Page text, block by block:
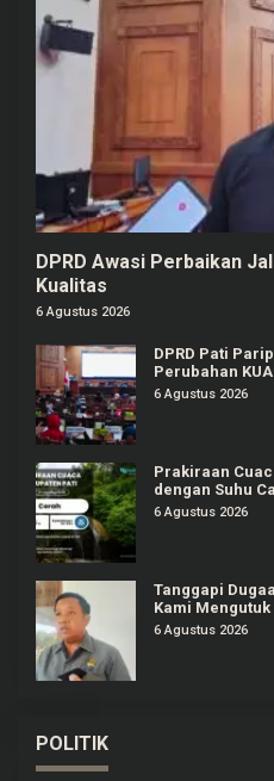
DPRD Awasi Perbaikan
Kualitas
6 Agustus 2026
DPRD Pati
Perubahan
6 Agustus 2026
Prakiraan
dengan Suhu
6 Agustus 2026
Tanggapi
Kami
6 Agustus 2026
POLITIK